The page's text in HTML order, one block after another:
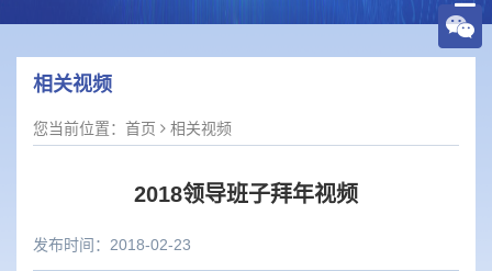
相关视频
您当前位置： 首页 相关视频
2018领导班子拜年视频
发布时间：2018-02-23